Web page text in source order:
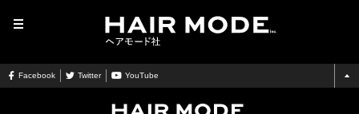
Facebook Twitter YouTube